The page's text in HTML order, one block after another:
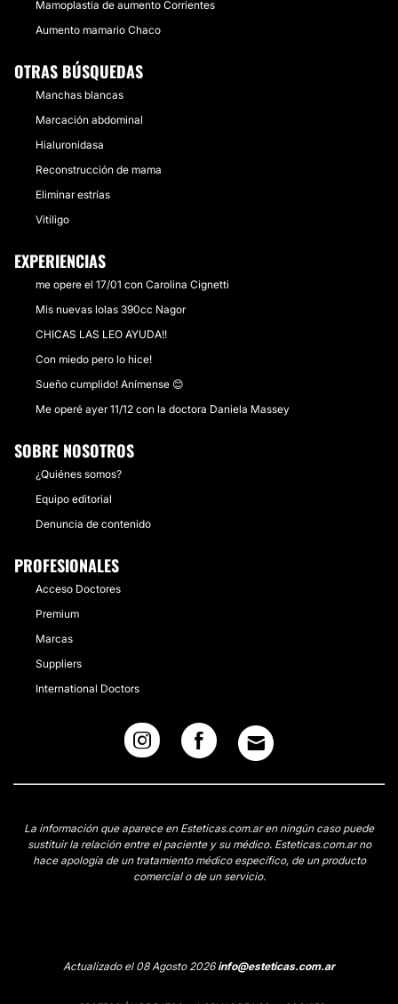
Mamoplastia de aumento Corrientes
Aumento mamario Chaco
OTRAS BÚSQUEDAS
Manchas blancas
Marcación abdominal
Hialuronidasa
Reconstrucción de mama
Eliminar estrías
Vitiligo
EXPERIENCIAS
me opere el 17/01 con Carolina Cignetti
Mis nuevas lolas 390cc Nagor
CHICAS LAS LEO AYUDA!!
Con miedo pero lo hice!
Sueño cumplido! Anímense 😊
Me operé ayer 11/12 con la doctora Daniela Massey
SOBRE NOSOTROS
¿Quiénes somos?
Equipo editorial
Denuncia de contenido
PROFESIONALES
Acceso Doctores
Premium
Marcas
Suppliers
International Doctors
La información que aparece en Esteticas.com.ar en ningún caso puede
sustituir la relación entre el paciente y su médico. Esteticas.com.ar no
hace apología de un tratamiento médico específico, de un producto
comercial o de un servicio.
Actualizado el 08 Agosto 2026info@esteticas.com.ar